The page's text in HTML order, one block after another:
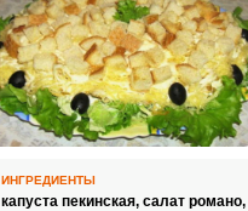
ИНГРЕДИЕНТЫ
капуста пекинская, салат романо,